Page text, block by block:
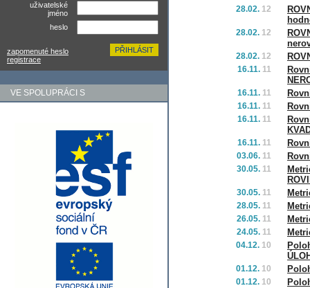
uživatelské
jméno
heslo
zapomenuté heslo
registrace
VE SPOLUPRÁCI S
28.02. 12
28.02. 12
28.02. 12
16.11. 11
16.11. 11
16.11. 11
16.11. 11
16.11. 11
03.06. 11
30.05. 11
30.05. 11
28.05. 11
26.05. 11
24.05. 11
04.12. 10
01.12. 10
01.12. 10